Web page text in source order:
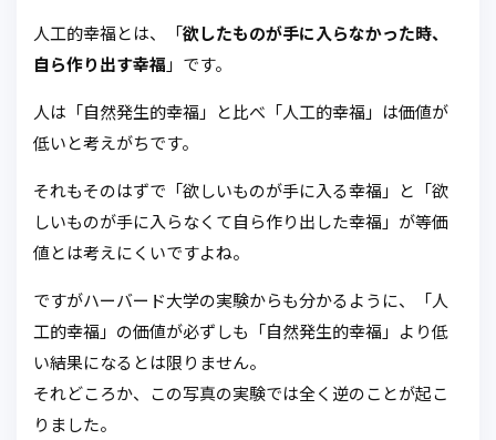
人工的幸福とは、「欲したものが手に入らなかった時、
自ら作り出す幸福 」です。
人は「自然発生的幸福」と比べ「人工的幸福」は価値が
低いと考えがちです。
それもそのはずで「欲しいものが手に入る幸福」と「欲
しいものが手に入らなくて自ら作り出した幸福」が等価
値とは考えにくいですよね。
ですがハーバード大学の実験からも分かるように、「人
工的幸福」の価値が必ずしも「自然発生的幸福」より低
い結果になるとは限りません。
それどころか、この写真の実験では全く逆のことが起こ
りました。